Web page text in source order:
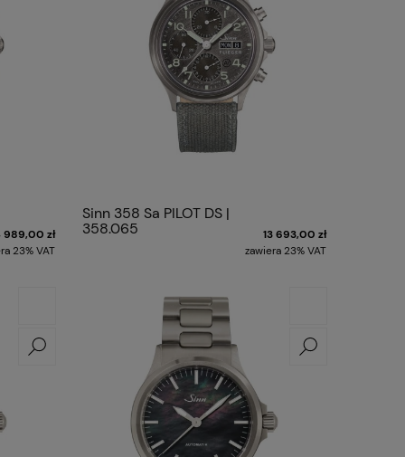
989,00 zł
23% VAT
Sinn 358 Sa PILOT DS |
358.065
13 693,00 zł
zawiera 23% VAT